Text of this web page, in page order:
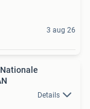
3 aug 26
Details